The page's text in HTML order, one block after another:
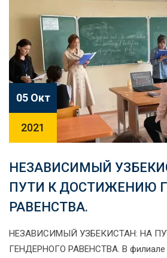
05 Окт
2021
НЕЗАВИСИМЫЙ
ПУТИ К ДОСТИЖЕНИЮ
РАВЕНСТВА.
НЕЗАВИСИМЫЙ УЗБЕКИСТАН: НА
ГЕНДЕРНОГО РАВЕНСТВА. В